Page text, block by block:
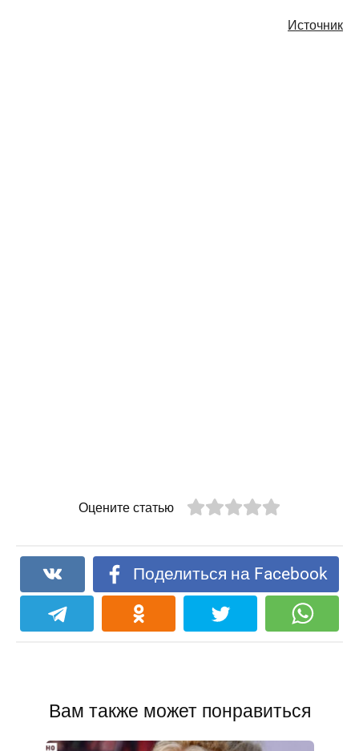
Источник
Оцените статью
Поделиться на Facebook
Вам также может понравиться